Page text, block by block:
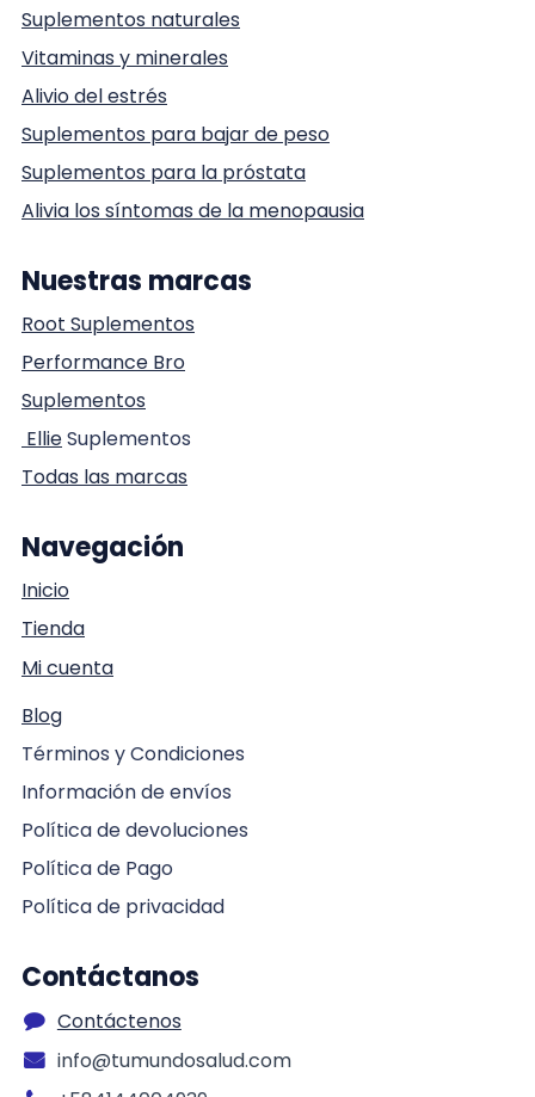
Suplementos naturales
Vitaminas y minerales
Alivio del estrés
Suplementos para bajar de peso
Suplementos para la próstata
Alivia los síntomas de la menopausia
Nuestras marcas
Root Suplementos
Performance Bro
Suplementos
EllieSuplementos
Todas las marcas
Navegación
Inicio
Tienda
Mi cuenta
Blog
Términos y Condiciones
Información de envíos
Política de devoluciones
Política de Pago
Política de privacidad
Contáctanos
Contáctenos
info@tumundosalud.com